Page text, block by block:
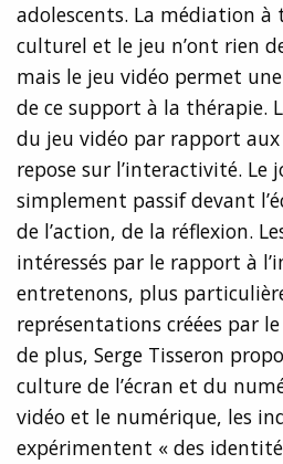
adolescents. La médiation à
culturel et le jeu n’ont rien
mais le jeu vidéo permet
de ce support à la thérapie.
du jeu vidéo par rapport
repose sur l’interactivité. Le
simplement passif devant
de l’action, de la réflexion.
intéressés par le rapport à
entretenons, plus
représentations créées par
de plus, Serge Tisseron
culture de l’écran et du
vidéo et le numérique, les
expérimentent « des